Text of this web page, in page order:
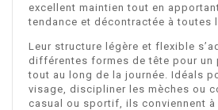
excellent maintien tout en
tendance et décontractée à toutes
Leur structure légère et flexible
différentes formes de tête pour
tout au long de la journée. Idéals
visage, discipliner les mèches ou
casual ou sportif, ils conviennent